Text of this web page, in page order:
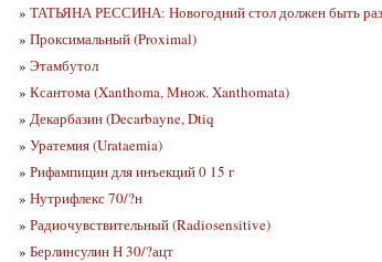
» ТАТЬЯНА РЕССИНА: Новогодний стол должен быть
» Проксимальный (Proximal)
» Этамбутол
» Ксантома (Xanthoma, Множ. Xanthomata)
» Декарбазин (Decarbayne, Dtiq
» Уратемия (Urataemia)
» Рифампицин для инъекций 0 15 г
» Нутрифлекс 70/?н
» Радиочувствительный (Radiosensitive)
» Берлинсулин Н 30/?ацт